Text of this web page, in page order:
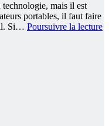
mais il est
portables, il faut faire
Si… Poursuivre la lecture